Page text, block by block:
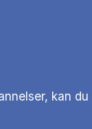
kan du